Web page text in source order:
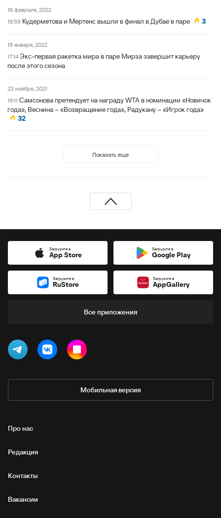
18 февраля, 2022
19:59 Кудерметова и Мертенс вышли в финал в Дубае в паре 3
19 января, 2022
17:14 Экс-первая ракетка мира в паре Мирза завершит карьеру
после этого сезона
23 ноября, 2021
19:11 Самсонова претендует на награду WTA в номинации «Новичок
года», Веснина – «Возвращение года», Радукану – «Игрок года»
32
Показать еще
Загрузите в
App Store
Загрузите в
Google Play
Загрузите в
RuStore
Загрузите в
AppGallery
Все приложения
Мобильная версия
Про нас
Редакция
Контакты
Вакансии